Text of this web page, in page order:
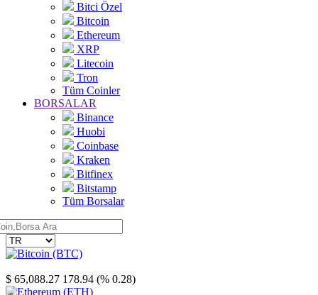
Bitci Özel
Bitcoin
Ethereum
XRP
Litecoin
Tron
Tüm Coinler
BORSALAR
Binance
Huobi
Coinbase
Kraken
Bitfinex
Bitstamp
Tüm Borsalar
$ 65,088.27 178.94 (% 0.28)